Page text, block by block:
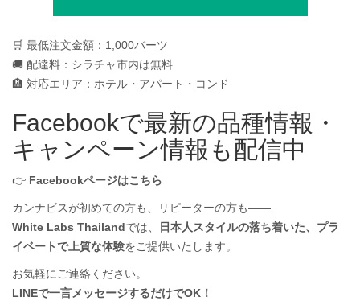
🛒 最低注文金額：1,000バーツ
🚚 配達料：シラチャ市内は無料
🏨 対応エリア：ホテル・アパート・コンド
Facebookで最新の品種情報・
キャンペーン情報も配信中
👉 Facebookページはこちら
カンナビスが初めての方も、リピーターの方も——
White Labs Thailandでは、
日本人スタイルの落ち着いた、プラ
イベートで上質な体験をご提供いたします。
お気軽にご連絡ください。
LINEで一言メッセージするだけでOK！